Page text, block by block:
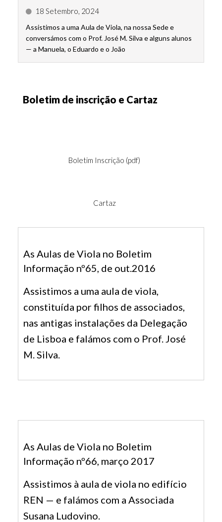
18 Setembro, 2024
Assistimos a uma Aula de Viola, na nossa Sede e
conversámos com o Prof. José M. Silva e alguns alunos
— a Manuela, o Eduardo e o João
Boletim de inscrição e Cartaz
Boletim Inscrição (pdf)
Cartaz
As Aulas de Viola no Boletim
Informação nº65, de out.2016
Assistimos a uma aula de viola,
constituída por filhos de associados,
nas antigas instalações da Delegação
de Lisboa e falámos com o Prof. José
M. Silva.
As Aulas de Viola no Boletim
Informação nº66, março 2017
Assistimos à aula de viola no edifício
REN — e falámos com a Associada
Susana Ludovino.